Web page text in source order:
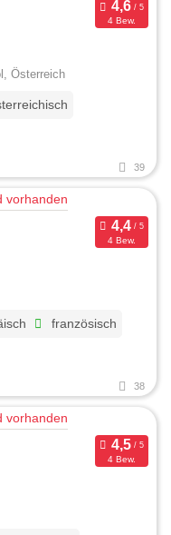
4 Bew.
Österreich
39
4 Bew.
französisch
38
4 Bew.